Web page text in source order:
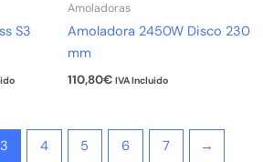
la
página
de
producto
S3
Amoladoras
Amoladora 2450W Disco 230
mm
110,80€ IVA Incluido
3 4 5 6 7 →